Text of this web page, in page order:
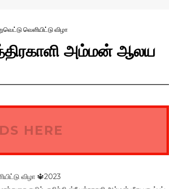
வெளியிட்டு விழா
அம்மன் ஆலய
HERE
விழா 🔱2023